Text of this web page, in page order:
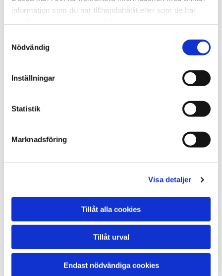
information som du har tillhandahållit eller som de har
Nödvändig
Inställningar
Statistik
Marknadsföring
Visa detaljer
Tillåt alla cookies
Tillåt urval
Endast nödvändiga cookies